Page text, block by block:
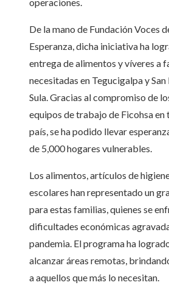
De la mano de Fundación Voces
Esperanza, dicha iniciativa ha
entrega de alimentos y víveres a
necesitadas en Tegucigalpa y San
Sula. Gracias al compromiso de
equipos de trabajo de Ficohsa en
país, se ha podido llevar
de 5,000 hogares vulnerables.
Los alimentos, artículos de
escolares han representado un
para estas familias, quienes se
dificultades económicas
pandemia. El programa ha
alcanzar áreas remotas,
a aquellos que más lo necesitan.